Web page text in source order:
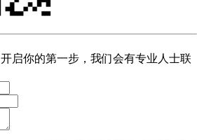
开启你的第一步，我们会有专业人士联